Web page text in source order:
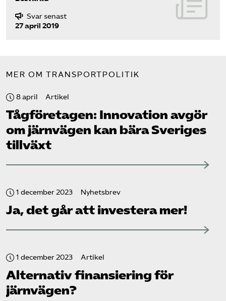
Svar senast
27 april 2019
MER OM TRANSPORTPOLITIK
8 april Artikel
Tåg­företagen: Innovation avgör
om järnvägen kan bära Sveriges
tillväxt
1 december 2023 Nyhetsbrev
Ja, det går att investera mer!
1 december 2023 Artikel
Alternativ finansiering för
järnvägen?